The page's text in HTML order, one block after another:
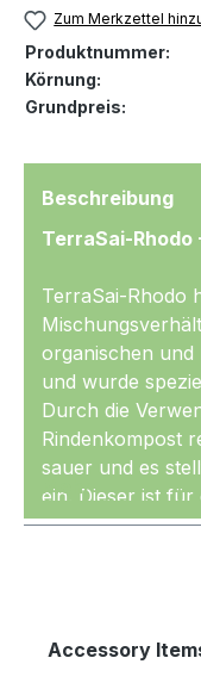
Zum Merkzettel
Produktnummer:
Körnung:
Grundpreis:
Beschreibung
TerraSai-
TerraSai-Rhodo
organischen und
und wurde
Durch die
Rindenkompost
sauer und es
ein. Dieser ist für
haben, bevor
(Akadama) in
Mehr
Produktgalerie
Accessory